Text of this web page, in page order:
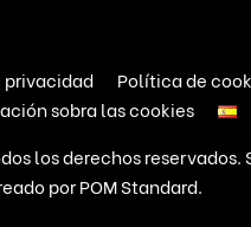
Política de
sobra las cookies
los derechos reservados.
porPOM Standard.